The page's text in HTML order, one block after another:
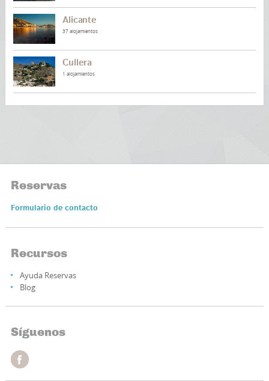
Alicante
37 alojamientos
Cullera
1 alojamientos
Reservas
Formulario de contacto
Recursos
Ayuda Reservas
Blog
Síguenos